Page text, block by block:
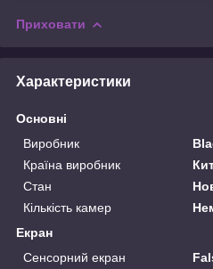
Приховати
Характеристики
Основні
Виробник
Країна виробник
Стан
Кількість камер
Екран
Сенсорний екран